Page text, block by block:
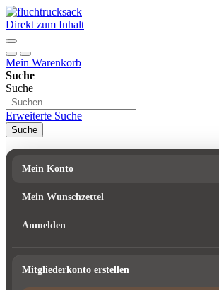
Direkt zum Inhalt
Mein Warenkorb
Suche
Suche
Erweiterte Suche
Suche
Mein Konto
Mein Wunschzettel
Anmelden
Mitgliederkonto erstellen